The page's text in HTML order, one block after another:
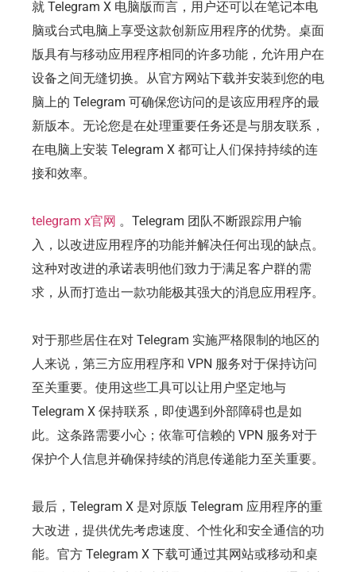
就 Telegram X 电脑版而言，用户还可以在笔记本电
脑或台式电脑上享受这款创新应用程序的优势。桌面
版具有与移动应用程序相同的许多功能，允许用户在
设备之间无缝切换。从官方网站下载并安装到您的电
脑上的 Telegram 可确保您访问的是该应用程序的最
新版本。无论您是在处理重要任务还是与朋友联系，
在电脑上安装 Telegram X 都可让人们保持持续的连
接和效率。
telegram x官网 。Telegram 团队不断跟踪用户输
入，以改进应用程序的功能并解决任何出现的缺点。
这种对改进的承诺表明他们致力于满足客户群的需
求，从而打造出一款功能极其强大的消息应用程序。
对于那些居住在对 Telegram 实施严格限制的地区的
人来说，第三方应用程序和 VPN 服务对于保持访问
至关重要。使用这些工具可以让用户坚定地与
Telegram X 保持联系，即使遇到外部障碍也是如
此。这条路需要小心；依靠可信赖的 VPN 服务对于
保护个人信息并确保持续的消息传递能力至关重要。
最后，Telegram X 是对原版 Telegram 应用程序的重
大改进，提供优先考虑速度、个性化和安全通信的功
能。官方 Telegram X 下载可通过其网站或移动和桌